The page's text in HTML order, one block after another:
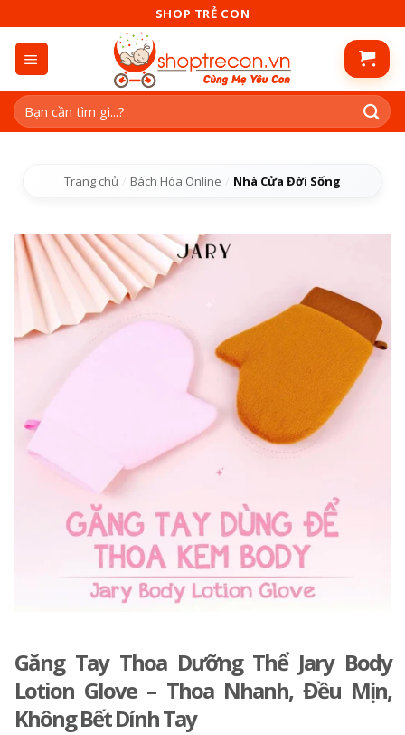
content
SHOP TRẺ CON
Tìm
kiếm:
Trang chủ Bách Hóa Online Nhà Cửa Đời Sống
Găng Tay Thoa Dưỡng Thể Jary Body
Lotion Glove – Thoa Nhanh, Đều Mịn,
Không Bết Dính Tay